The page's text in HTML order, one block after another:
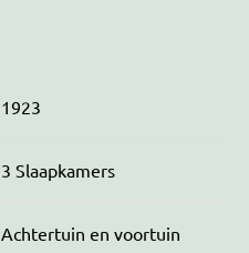
1923
3 Slaapkamers
Achtertuin en voortuin